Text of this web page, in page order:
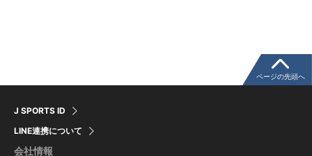
J SPORTS ID
LINE連携について
会社情報
ページの先頭へ